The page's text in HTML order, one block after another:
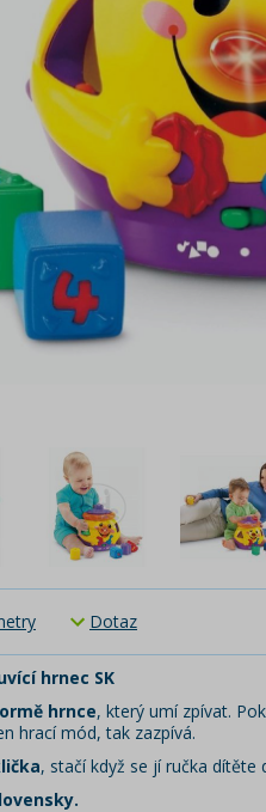
Dotaz
hrnec SK
hrnce, který umí zpívat.
hrací mód, tak zazpívá.
, stačí když se jí ručka